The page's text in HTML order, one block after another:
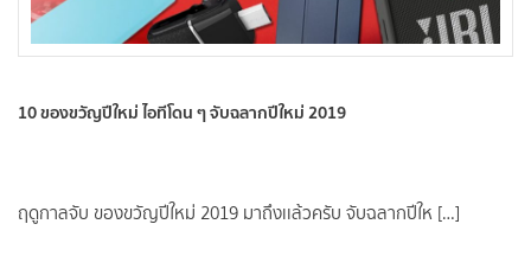
10 ของขวัญปีใหม่ ไอทีโดน ๆ จับฉลากปีใหม่ 2019
ฤดูกาลจับ ของขวัญปีใหม่ 2019 มาถึงเเล้วครับ จับฉลากปีให […]